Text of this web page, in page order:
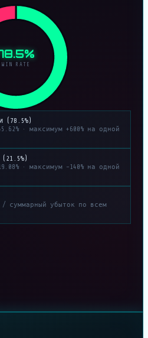
WIN RATE
(78.5%)
· максимум +600% на одной
· максимум −140% на одной
/ суммарный убыток по всем